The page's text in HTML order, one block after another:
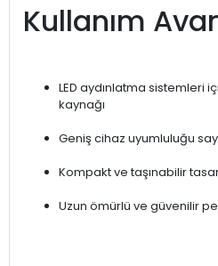
Kullanım
LED aydınlatma sistemleri
kaynağı
Geniş cihaz uyumluluğu
Kompakt ve taşınabilir
Uzun ömürlü ve güvenilir